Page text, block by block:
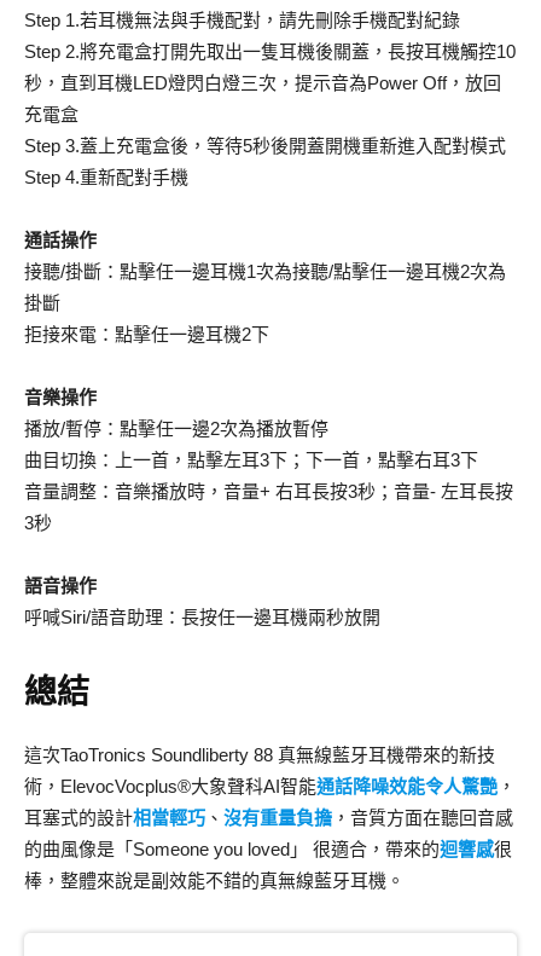
Step 1.若耳機無法與手機配對，請先刪除手機配對紀錄
Step 2.將充電盒打開先取出一隻耳機後關蓋，長按耳機觸控10
秒，直到耳機LED燈閃白燈三次，提示音為Power Off，放回
充電盒
Step 3.蓋上充電盒後，等待5秒後開蓋開機重新進入配對模式
Step 4.重新配對手機
通話操作
接聽/掛斷：點擊任一邊耳機1次為接聽/點擊任一邊耳機2次為
掛斷
拒接來電：點擊任一邊耳機2下
音樂操作
播放/暫停：點擊任一邊2次為播放暫停
曲目切換：上一首，點擊左耳3下；下一首，點擊右耳3下
音量調整：音樂播放時，音量+ 右耳長按3秒；音量- 左耳長按
3秒
語音操作
呼喊Siri/語音助理：長按任一邊耳機兩秒放開
總結
這次TaoTronics Soundliberty 88 真無線藍牙耳機帶來的新技
術，ElevocVocplus®大象聲科AI智能通話降噪效能令人驚艷 ，
耳塞式的設計相當輕巧 、 沒有重量負擔 ，音質方面在聽回音感
的曲風像是「Someone you loved」 很適合，帶來的迴響感很
棒，整體來說是副效能不錯的真無線藍牙耳機。